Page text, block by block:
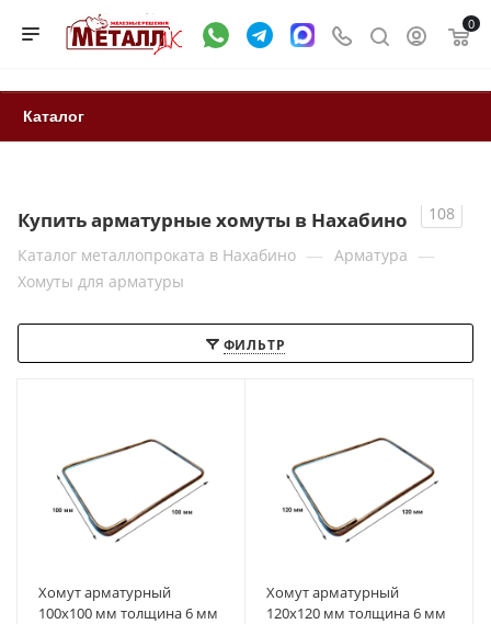
0
Каталог
Купить арматурные хомуты в Нахабино
108
Каталог металлопроката в Нахабино — Арматура —
Хомуты для арматуры
ФИЛЬТР
Хомут арматурный
100х100 мм толщина 6 мм
Хомут арматурный
120х120 мм толщина 6 мм